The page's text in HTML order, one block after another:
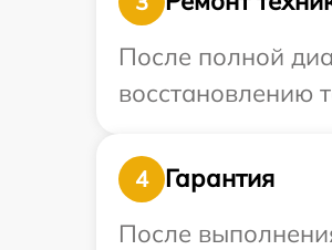
После полной
восстановлению
4
Гарантия
После